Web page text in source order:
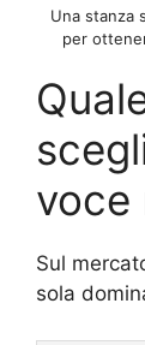
Una stanza
per
voce
Sul
sola